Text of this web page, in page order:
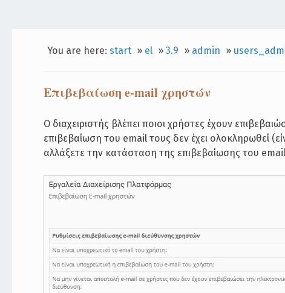
You are here: start » el » 3.9 » admin »
Επιβεβαίωση e-mail χρηστών
Ο διαχειριστής βλέπει ποιοι χρήστες έχουν
επιβεβαίωση του email τους δεν έχει ολοκληρωθεί
αλλάξετε την κατάσταση της επιβεβαίωσης του